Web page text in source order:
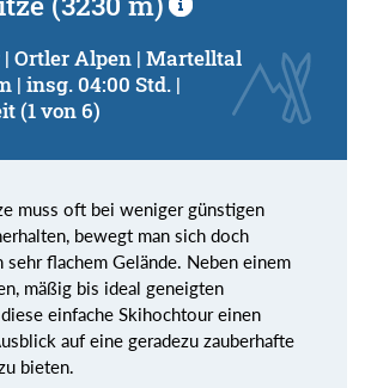
Ortler Alpen | Martelltal
| insg. 04:00 Std. |
(1 von 6)
muss oft bei weniger günstigen
bewegt man sich doch
sehr flachem Gelände. Neben einem
mäßig bis ideal geneigten
einfache Skihochtour einen
auf eine geradezu zauberhafte
bieten.